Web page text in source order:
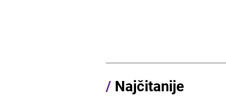
/ Najčitanije